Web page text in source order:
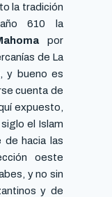
la tradición
610 la
por
de La
y bueno es
cuenta de
expuesto,
el Islam
de hacia las
oeste
y no sin
y de